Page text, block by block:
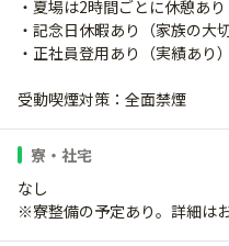
・夏場は2時間ごとに休憩あり
・記念日休暇あり（家族の大
・正社員登用あり（実績あり）
受動喫煙対策：全面禁煙
寮・社宅
なし
※寮整備の予定あり。詳細は